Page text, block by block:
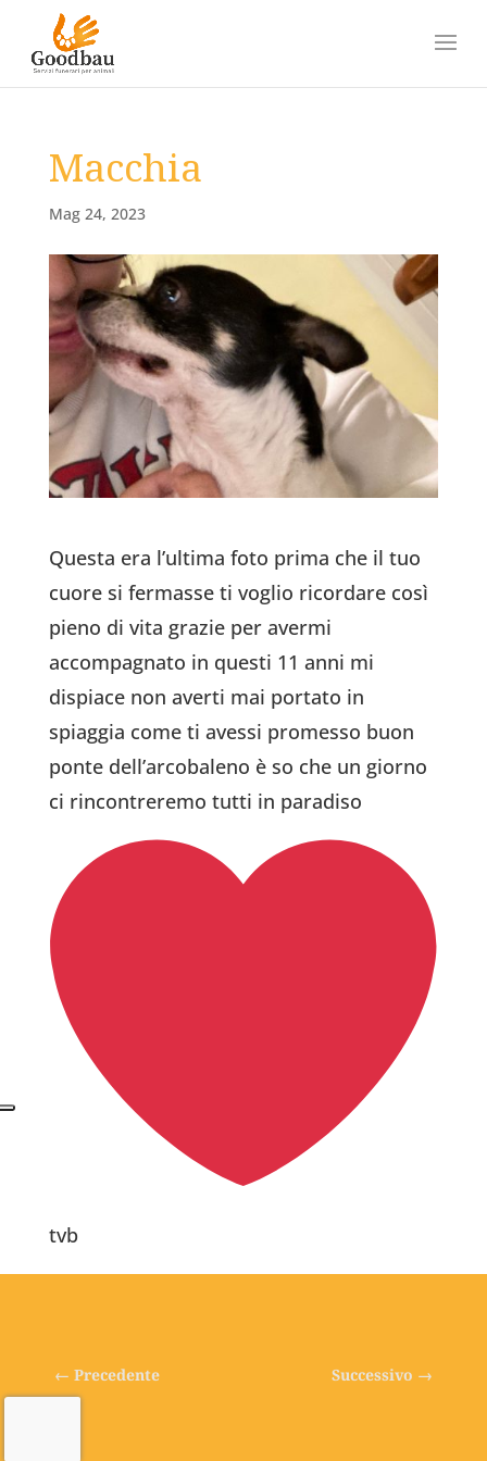
Macchia
Mag 24, 2023
Questa era l’ultima foto prima che il tuo
cuore si fermasse ti voglio ricordare così
pieno di vita grazie per avermi
accompagnato in questi 11 anni mi
dispiace non averti mai portato in
spiaggia come ti avessi promesso buon
ponte dell’arcobaleno è so che un giorno
ci rincontreremo tutti in paradiso
tvb
← Precedente Successivo →